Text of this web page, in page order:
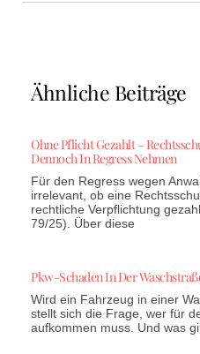
Ähnliche Beiträge
Ohne Pflicht Gezahlt –
Dennoch In Regress Nehmen
Für den Regress wegen
irrelevant, ob eine
rechtliche Verpflichtung
79/25). Über diese
Pkw-Schaden In Der
Wird ein Fahrzeug in einer
stellt sich die Frage, wer für
aufkommen muss. Und was